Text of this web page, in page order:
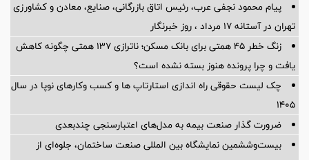
پیام محمود نجفی عرب، رئیس اتاق بازرگانی، صنایع، معادن و کشاورزی
تهران در آستانه 17 مرداد ، روز خبرنگار
زنگ خطر ۴۵ همتی برای بانک مسکن؛ ناترازی ۱۳۷ همتی چگونه کاهش
یافت و چرا پرونده هنوز بسته نشده است؟
چک لیست حقوقی راه اندازی استارتاپ ها و کسب وکارهای نوپا در سال
۱۴۰۵
ضرورت گذار صنعت بیمه به مدل‌های اعتبارسنجی چندبعدی
بیست‌وششمین نمایشگاه بین المللی صنعت ساختمان، جلوه‌ای از